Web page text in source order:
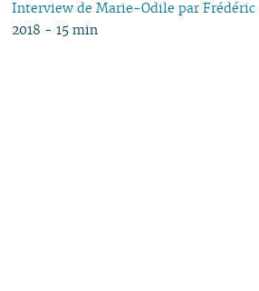
Interview de Marie-Odile par Frédéric
2018 - 15 min